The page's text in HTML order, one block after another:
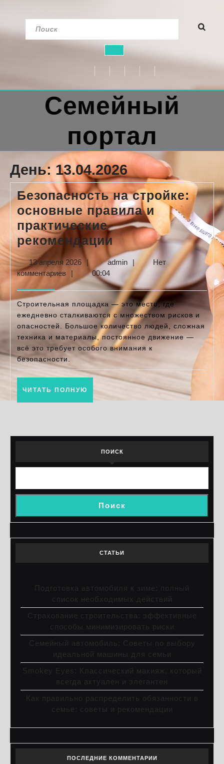
Перейти
к
содержимому
Кнопка
Открыть
Семейный
портал
День: 13.04.2026
Безопасность на стройке:
основные правила и
практические
рекомендацииБезопасность
на
стройке:
основные
правила
и
практические
рекомендации
13 апреля 202613
апреля
2026
| adminadmin
|
Нет
комментариев
| 00:04
Строительная площадка — это место, где
ежедневно сталкиваются с множеством рисков и
опасностей. Большое количество людей, сложная
техника и материалы, постоянное движение —
всё это требует особого внимания к
безопасности.
ЧИТАТЬ ПОЛНУЮ ЧИТАТЬ
ПОИСК
Поиск
СТАТЬИ
Подготовка автомобиля к зиме: полный
список необходимых действий
Страхование строительства: эффективные
способы минимизировать риски
Семейный автомобиль: Советы по выбору
идеальной машины для семьи
Smokey Eyes: Классический макияж, который
всегда актуален и элегантен
Как правильно распределить обязанности в
семье: советы и рекомендации
ПОСЛЕДНИЕ КОММЕНТАРИИ